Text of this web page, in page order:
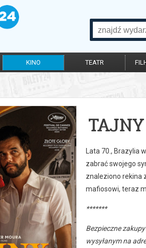
KINO TEATR
Lata 70., Brazylia
zabrać swojego
znaleziono rekina
mafiosowi, teraz
*******
Bezpieczne
wysyłanym na